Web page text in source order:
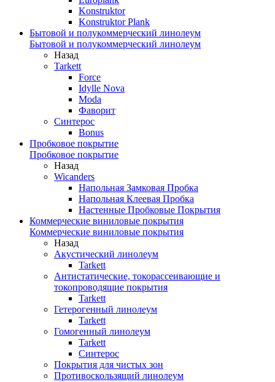
Konstruktor
Konstruktor Plank
Бытовой и полукоммерческий линолеум
Бытовой и полукоммерческий линолеум
Назад
Tarkett
Force
Idylle Nova
Moda
Фаворит
Синтерос
Bonus
Пробковое покрытие
Пробковое покрытие
Назад
Wicanders
Напольная Замковая Пробка
Напольная Клеевая Пробка
Настенные Пробковые Покрытия
Коммерческие виниловые покрытия
Коммерческие виниловые покрытия
Назад
Акустический линолеум
Tarkett
Антистатические, токорассеивающие и
токопроводящие покрытия
Tarkett
Гетерогенный линолеум
Tarkett
Гомогенный линолеум
Tarkett
Синтерос
Покрытия для чистых зон
Противоскользящий линолеум